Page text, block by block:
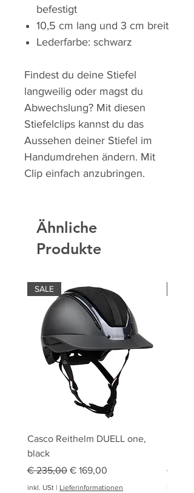
befestigt
10,5 cm lang und 3 cm breit
Lederfarbe: schwarz
Findest du deine Stiefel
langweilig oder magst du
Abwechslung? Mit diesen
Stiefelclips kannst du das
Aussehen deiner Stiefel im
Handumdrehen ändern. Mit
Clip einfach anzubringen.
Ähnliche
Produkte
SALE
Casco Reithelm DUELL one,
black
Standardpreis
€ 235,00 Sale-Preis
€ 169,00
inkl. USt | Lieferinformationen
€